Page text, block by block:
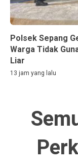
Polsek Sepang
Warga Tidak
Liar
13 jam yang lalu